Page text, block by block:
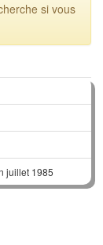
si vous
juillet 1985